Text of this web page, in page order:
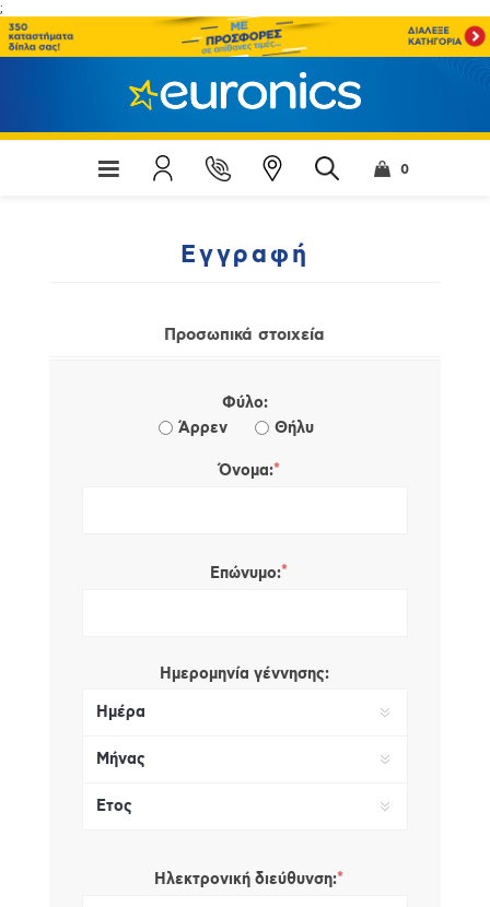
;
0
Εγγραφή
Προσωπικά στοιχεία
Φύλο:
Άρρεν
Θήλυ
Όνομα:*
Επώνυμο:*
Ημερομηνία γέννησης:
Ηλεκτρονική διεύθυνση:*